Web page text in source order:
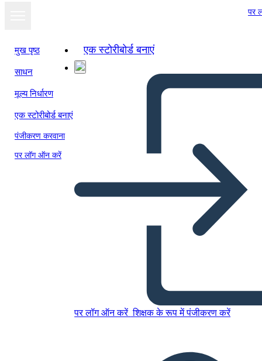
पर
मुख पृष्ठ
साधन
मूल्य निर्धारण
एक स्टोरीबोर्ड बनाएं
पंजीकरण करवाना
पर लॉग ऑन करें
एक स्टोरीबोर्ड बनाएं
पर लॉग ऑन करें शिक्षक के रूप में पंजीकरण करें